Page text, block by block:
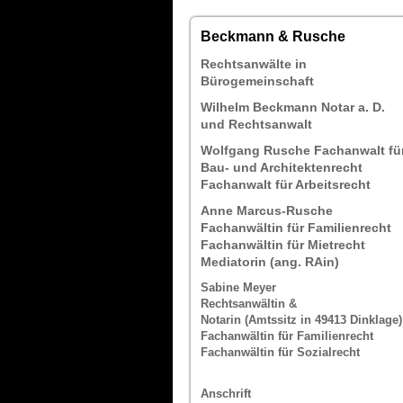
Beckmann & Rusche
Rechtsanwälte in
Bürogemeinschaft
Wilhelm Beckmann Notar a. D.
und Rechtsanwalt
Wolfgang Rusche Fachanwalt
Bau- und Architektenrecht
Fachanwalt für Arbeitsrecht
Anne Marcus-Rusche
Fachanwältin für Familienrecht
Fachanwältin für Mietrecht
Mediatorin (ang. RAin)
Sabine Meyer
Rechtsanwältin &
Notarin (Amtssitz in 49413 Dinklage)
Fachanwältin für Familienrecht
Fachanwältin für Sozialrecht
Anschrift